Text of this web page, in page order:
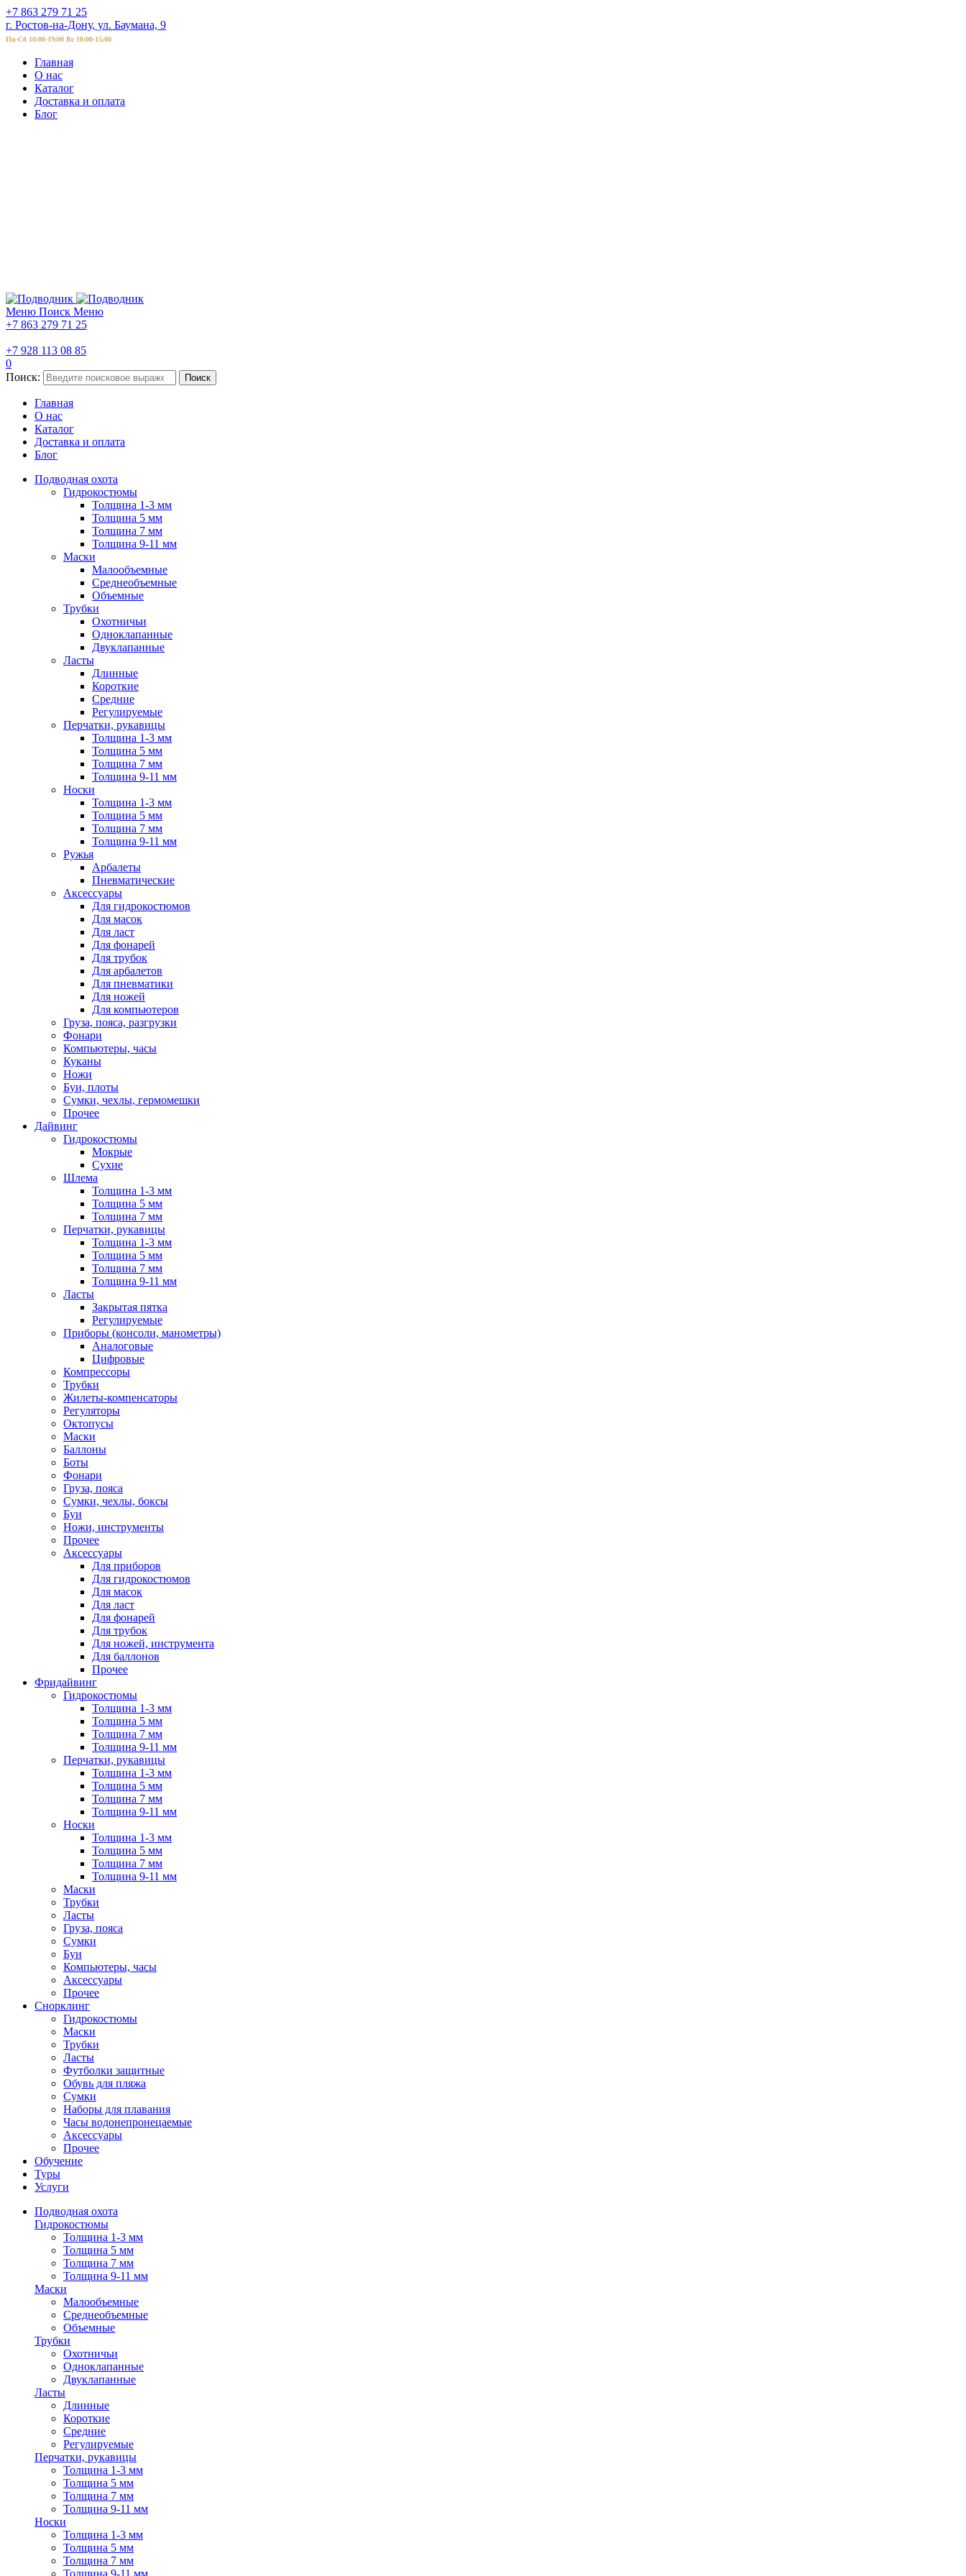
+7 863 279 71 25
г. Ростов-на-Дону, ул. Баумана, 9
Пн-Сб 10:00-19:00 Вс 10:00-15:00
Главная
О нас
Каталог
Доставка и оплата
Блог
Меню Поиск Меню
+7 863 279 71 25
+7 928 113 08 85
0
Поиск:
Поиск
Главная
О нас
Каталог
Доставка и оплата
Блог
Подводная охота
Гидрокостюмы
Толщина 1-3 мм
Толщина 5 мм
Толщина 7 мм
Толщина 9-11 мм
Маски
Малообъемные
Среднеобъемные
Объемные
Трубки
Охотничьи
Одноклапанные
Двуклапанные
Ласты
Длинные
Короткие
Средние
Регулируемые
Перчатки, рукавицы
Толщина 1-3 мм
Толщина 5 мм
Толщина 7 мм
Толщина 9-11 мм
Носки
Толщина 1-3 мм
Толщина 5 мм
Толщина 7 мм
Толщина 9-11 мм
Ружья
Арбалеты
Пневматические
Аксессуары
Для гидрокостюмов
Для масок
Для ласт
Для фонарей
Для трубок
Для арбалетов
Для пневматики
Для ножей
Для компьютеров
Груза, пояса, разгрузки
Фонари
Компьютеры, часы
Куканы
Ножи
Буи, плоты
Сумки, чехлы, гермомешки
Прочее
Дайвинг
Гидрокостюмы
Мокрые
Сухие
Шлема
Толщина 1-3 мм
Толщина 5 мм
Толщина 7 мм
Перчатки, рукавицы
Толщина 1-3 мм
Толщина 5 мм
Толщина 7 мм
Толщина 9-11 мм
Ласты
Закрытая пятка
Регулируемые
Приборы (консоли, манометры)
Аналоговые
Цифровые
Компрессоры
Трубки
Жилеты-компенсаторы
Регуляторы
Октопусы
Маски
Баллоны
Боты
Фонари
Груза, пояса
Сумки, чехлы, боксы
Буи
Ножи, инструменты
Прочее
Аксессуары
Для приборов
Для гидрокостюмов
Для масок
Для ласт
Для фонарей
Для трубок
Для ножей, инструмента
Для баллонов
Прочее
Фридайвинг
Гидрокостюмы
Толщина 1-3 мм
Толщина 5 мм
Толщина 7 мм
Толщина 9-11 мм
Перчатки, рукавицы
Толщина 1-3 мм
Толщина 5 мм
Толщина 7 мм
Толщина 9-11 мм
Носки
Толщина 1-3 мм
Толщина 5 мм
Толщина 7 мм
Толщина 9-11 мм
Маски
Трубки
Ласты
Груза, пояса
Сумки
Буи
Компьютеры, часы
Аксессуары
Прочее
Снорклинг
Гидрокостюмы
Маски
Трубки
Ласты
Футболки защитные
Обувь для пляжа
Сумки
Наборы для плавания
Часы водонепронецаемые
Аксессуары
Прочее
Обучение
Туры
Услуги
Подводная охота
Гидрокостюмы
Толщина 1-3 мм
Толщина 5 мм
Толщина 7 мм
Толщина 9-11 мм
Маски
Малообъемные
Среднеобъемные
Объемные
Трубки
Охотничьи
Одноклапанные
Двуклапанные
Ласты
Длинные
Короткие
Средние
Регулируемые
Перчатки, рукавицы
Толщина 1-3 мм
Толщина 5 мм
Толщина 7 мм
Толщина 9-11 мм
Носки
Толщина 1-3 мм
Толщина 5 мм
Толщина 7 мм
Толщина 9-11 мм